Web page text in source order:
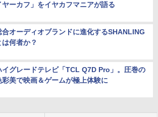
ヤーカフ」をイヤカフマニアが語る
合オーディオブランドに進化するSHANLING
は何者か？
イグレードテレビ「TCL Q7D Pro」。圧巻の
彩美で映画＆ゲームが極上体験に